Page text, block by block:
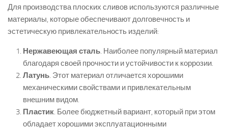
Для производства плоских сливов используются различные
материалы, которые обеспечивают долговечность и
эстетическую привлекательность изделий:
Нержавеющая сталь. Наиболее популярный материал
благодаря своей прочности и устойчивости к коррозии.
Латунь. Этот материал отличается хорошими
механическими свойствами и привлекательным
внешним видом.
Пластик. Более бюджетный вариант, который при этом
обладает хорошими эксплуатационными